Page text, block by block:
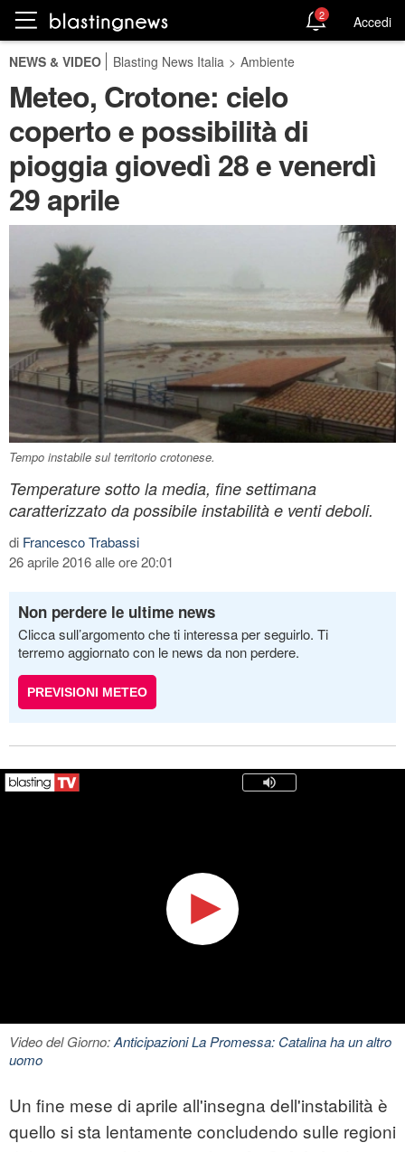
2 Accedi
NEWS & VIDEO Blasting News Italia > Ambiente
Meteo, Crotone: cielo
coperto e possibilità di
pioggia giovedì 28 e venerdì
29 aprile
Tempo instabile sul territorio crotonese.
Temperature sotto la media, fine settimana
caratterizzato da possibile instabilità e venti deboli.
di Francesco Trabassi
26 aprile 2016 alle ore 20:01
Non perdere le ultime news
Clicca sull’argomento che ti interessa per seguirlo. Ti
terremo aggiornato con le news da non perdere.
PREVISIONI METEO
Video del Giorno:Anticipazioni La Promessa: Catalina ha un altro
uomo
Un fine mese di aprile all'insegna dell'instabilità è
quello si sta lentamente concludendo sulle regioni